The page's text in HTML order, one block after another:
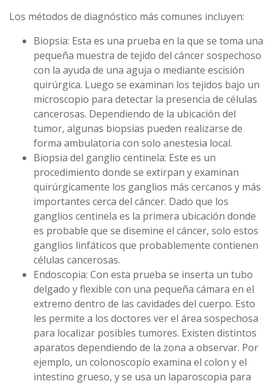
Los métodos de diagnóstico más comunes incluyen:
Biopsia: Esta es una prueba en la que se toma una
pequeña muestra de tejido del cáncer sospechoso
con la ayuda de una aguja o mediante escisión
quirúrgica. Luego se examinan los tejidos bajo un
microscopio para detectar la presencia de células
cancerosas. Dependiendo de la ubicación del
tumor, algunas biopsias pueden realizarse de
forma ambulatoria con solo anestesia local.
Biopsia del ganglio centinela: Este es un
procedimiento donde se extirpan y examinan
quirúrgicamente los ganglios más cercanos y más
importantes cerca del cáncer. Dado que los
ganglios centinela es la primera ubicación donde
es probable que se disemine el cáncer, solo estos
ganglios linfáticos que probablemente contienen
células cancerosas.
Endoscopia: Con esta prueba se inserta un tubo
delgado y flexible con una pequeña cámara en el
extremo dentro de las cavidades del cuerpo. Esto
les permite a los doctores ver el área sospechosa
para localizar posibles tumores. Existen distintos
aparatos dependiendo de la zona a observar. Por
ejemplo, un colonoscopío examina el colon y el
intestino grueso, y se usa un laparoscopia para